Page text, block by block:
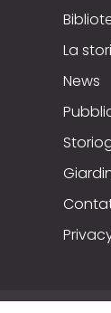
La
News